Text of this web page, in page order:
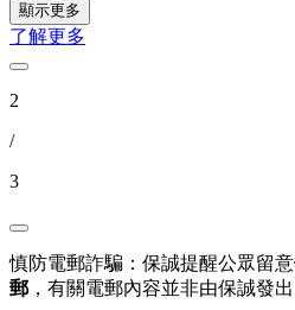
顯示更多
了解更多
2
/
3
慎防電郵詐騙：保誠提醒公眾留意
郵 ，有關電郵內容並非由保誠發出